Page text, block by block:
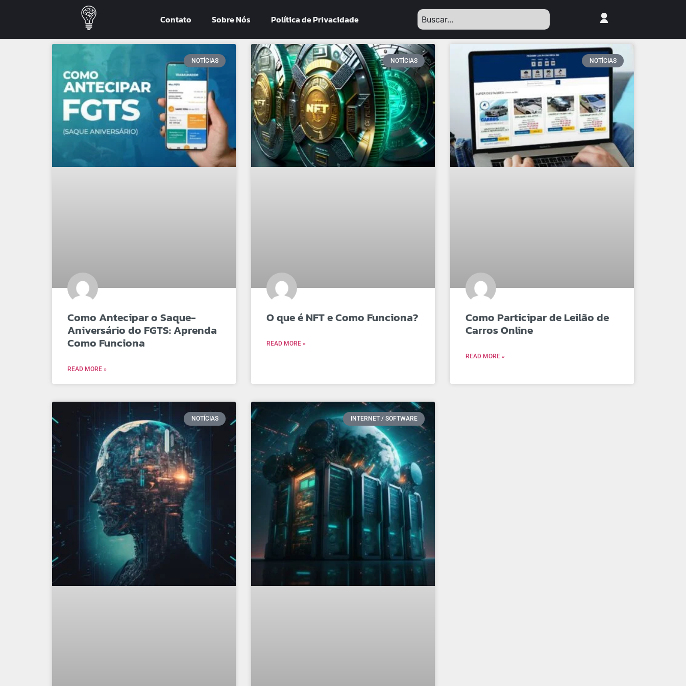
Contato Sobre Nós Política de Privacidade
NOTÍCIAS
Como Antecipar o Saque-
Aniversário do FGTS: Aprenda
Como Funciona
READ MORE »
NOTÍCIAS
O que é NFT e Como Funciona?
READ MORE »
NOTÍCIAS
Como Participar de Leilão de
Carros Online
READ MORE »
NOTÍCIAS INTERNET / SOFTWARE